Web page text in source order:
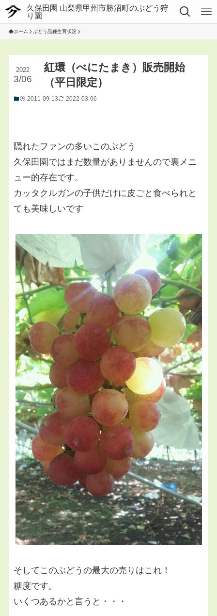
ホーム ぶどう品種生育状況
紅環（べにたまき）販売開始
（平日限定）
2022
3/06
2011-09-13 2022-03-06
隠れたファンの多いこのぶどう
久保田園ではまだ数量がありませんので裏メニ
ュー的存在です。
カッタクルガンの子供だけに皮ごと食べられと
ても美味しいです
そしてこのぶどうの最大の売りはこれ！
糖度です。
いくつあるかと言うと・・・